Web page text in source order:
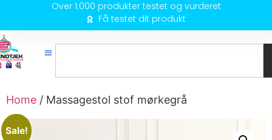
Over 1.000 produkter testet og vurderet
Få testet dit produkt
Home / Massagestol stof mørkegrå
Sale!